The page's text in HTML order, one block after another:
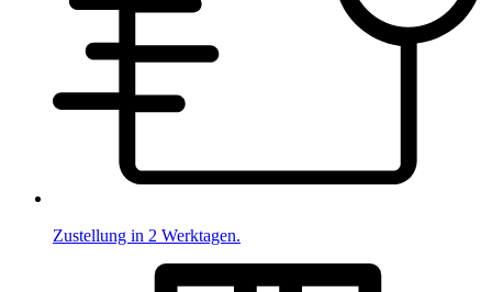
Zustellung in 2 Werktagen.